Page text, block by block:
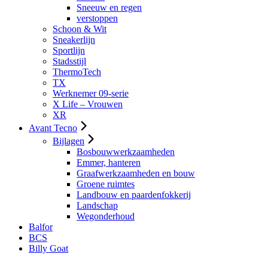
Sneeuw en regen
verstoppen
Schoon & Wit
Sneakerlijn
Sportlijn
Stadsstijl
ThermoTech
TX
Werknemer 09-serie
X Life – Vrouwen
XR
Avant Tecno
Bijlagen
Bosbouwwerkzaamheden
Emmer, hanteren
Graafwerkzaamheden en bouw
Groene ruimtes
Landbouw en paardenfokkerij
Landschap
Wegonderhoud
Balfor
BCS
Billy Goat